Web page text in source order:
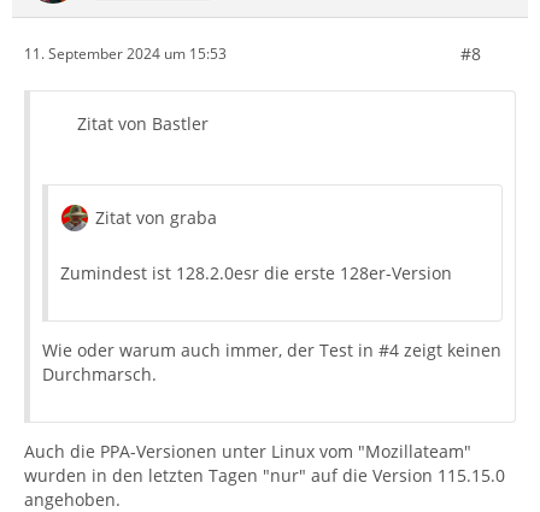
11. September 2024 um 15:53 #8
Zitat von Bastler
Zitat von graba
Zumindest ist 128.2.0esr die erste 128er-Version
Wie oder warum auch immer, der Test in #4 zeigt keinen
Durchmarsch.
Auch die PPA-Versionen unter Linux vom "Mozillateam"
wurden in den letzten Tagen "nur" auf die Version 115.15.0
angehoben.